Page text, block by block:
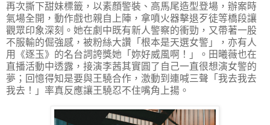
再次撕下甜妹標籤，以素顏警裝、高馬尾造型登場，辦案時
氣場全開，動作戲也親自上陣，拿噴火器擊退歹徒等橋段讓
觀眾印象深刻。她在劇中既有新人警察的衝勁，又帶著一股
不服輸的倔強感，被粉絲大讚「根本是天選女警」，亦有人
用《逐玉》的名台詞誇獎她「妳好威風啊！」。田曦薇也在
直播活動中透露，接演李茜其實圓了自己一直很想演女警的
夢；回憶得知是要與王驍合作，激動到連喊三聲「我去我去
我去！」率真反應讓王驍忍不住嘴角上揚。